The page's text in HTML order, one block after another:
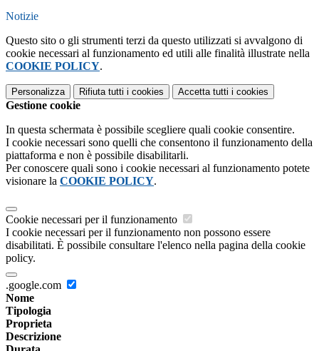
Notizie
Questo sito o gli strumenti terzi da questo utilizzati si avvalgono di
cookie necessari al funzionamento ed utili alle finalità illustrate nella
COOKIE POLICY.
Personalizza Rifiuta tutti i cookies Accetta tutti i cookies
Gestione cookie
In questa schermata è possibile scegliere quali cookie consentire.
I cookie necessari sono quelli che consentono il funzionamento della
piattaforma e non è possibile disabilitarli.
Per conoscere quali sono i cookie necessari al funzionamento potete
visionare la COOKIE POLICY.
Cookie necessari per il funzionamento
I cookie necessari per il funzionamento non possono essere
disabilitati. È possibile consultare l'elenco nella pagina della cookie
policy.
.google.com
Nome
Tipologia
Proprieta
Descrizione